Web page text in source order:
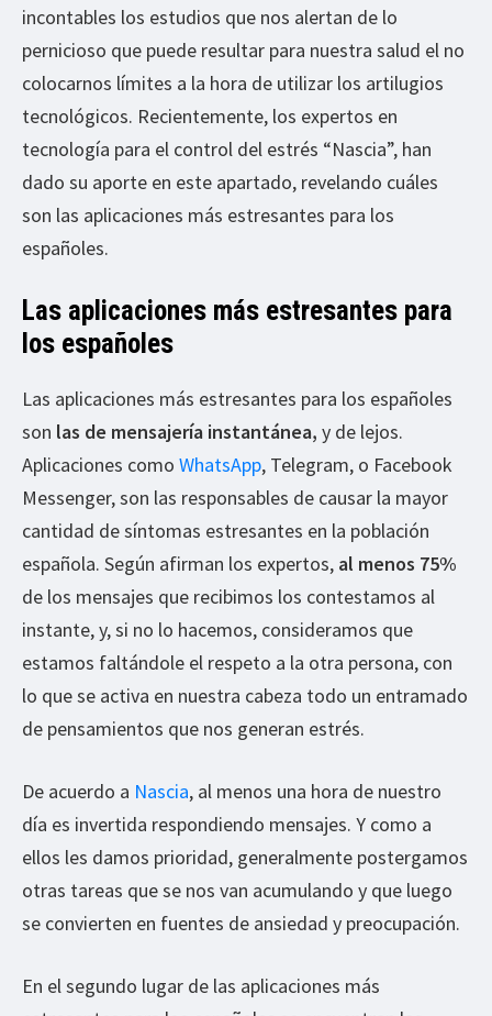
incontables los estudios que nos alertan de lo
pernicioso que puede resultar para nuestra salud el no
colocarnos límites a la hora de utilizar los artilugios
tecnológicos. Recientemente, los expertos en
tecnología para el control del estrés “Nascia”, han
dado su aporte en este apartado, revelando cuáles
son las aplicaciones más estresantes para los
españoles.
Las aplicaciones más estresantes para
los españoles
Las aplicaciones más estresantes para los españoles
son las de mensajería instantánea, y de lejos.
Aplicaciones como WhatsApp, Telegram, o Facebook
Messenger, son las responsables de causar la mayor
cantidad de síntomas estresantes en la población
española. Según afirman los expertos, al menos 75%
de los mensajes que recibimos los contestamos al
instante, y, si no lo hacemos, consideramos que
estamos faltándole el respeto a la otra persona, con
lo que se activa en nuestra cabeza todo un entramado
de pensamientos que nos generan estrés.
De acuerdo a Nascia, al menos una hora de nuestro
día es invertida respondiendo mensajes. Y como a
ellos les damos prioridad, generalmente postergamos
otras tareas que se nos van acumulando y que luego
se convierten en fuentes de ansiedad y preocupación.
En el segundo lugar de las aplicaciones más